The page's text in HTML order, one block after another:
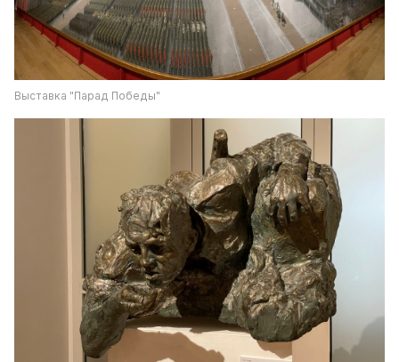
Выставка "Парад Победы"